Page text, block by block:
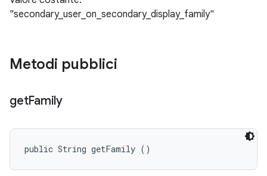
"secondary_user_on_secondary_display_family"
Metodi pubblici
getFamily
public String getFamily ()